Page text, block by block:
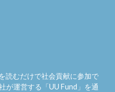
読むだけで社会貢献に参加で
が運営する「UU Fund 」を通